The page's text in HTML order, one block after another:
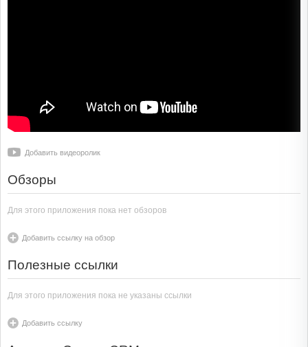
Добавить видеоролик
Обзоры
Для этого приложения пока нет обзоров
Добавить ссылку на обзор
Полезные ссылки
Для этого приложения пока не указаны ссылки
Добавить ссылку